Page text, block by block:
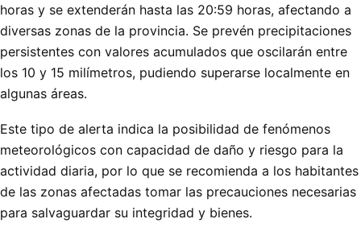
horas y se extenderán hasta las 20:59 horas, afectando a
diversas zonas de la provincia. Se prevén precipitaciones
persistentes con valores acumulados que oscilarán entre
los 10 y 15 milímetros, pudiendo superarse localmente en
algunas áreas.
Este tipo de alerta indica la posibilidad de fenómenos
meteorológicos con capacidad de daño y riesgo para la
actividad diaria, por lo que se recomienda a los habitantes
de las zonas afectadas tomar las precauciones necesarias
para salvaguardar su integridad y bienes.